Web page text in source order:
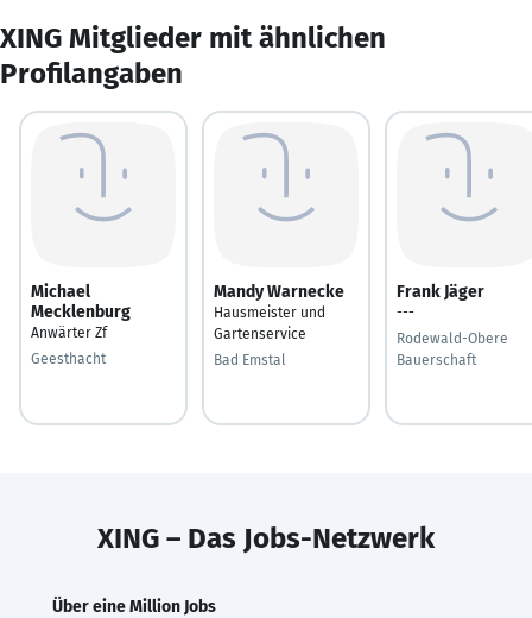
XING Mitglieder mit ähnlichen
Profilangaben
Michael
Mecklenburg
Anwärter Zf
Geesthacht
Mandy Warnecke
Hausmeister und
Gartenservice
Bad Emstal
Frank Jäger
---
Rodewald-Obere
Bauerschaft
XING – Das Jobs-Netzwerk
Über eine Million Jobs